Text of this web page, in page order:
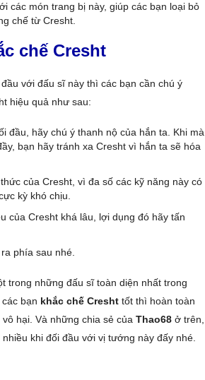
các món trang bị này, giúp các bạn loại bỏ
chế từ Cresht.
chế Cresht
với đấu sĩ này thì các bạn cần chú ý
hiệu quả như sau:
đầu, hãy chú ý thanh nộ của hắn ta. Khi mà
bạn hãy tránh xa Cresht vì hắn ta sẽ hóa
của Cresht, vì đa số các kỹ năng này có
kỳ khó chịu.
của Cresht khá lâu, lợi dụng đó hãy tấn
phía sau nhé.
trong những đấu sĩ toàn diện nhất trong
bạn khắc chế Cresht tốt thì hoàn toàn
hại. Và những chia sẻ của Thao68 ở trên,
khi đối đầu với vị tướng này đấy nhé.